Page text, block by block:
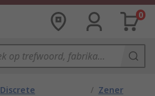
0
Discrete
/ Zener